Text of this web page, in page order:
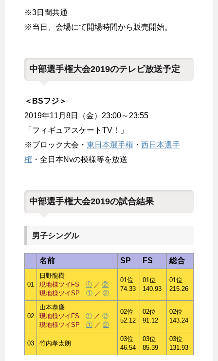
※3日間共通
※当日、会場にて開場時間から販売開始。
中部選手権大会2019のテレビ放送予定
＜BSフジ＞
2019年11月8日（金）23:00～23:55
「フィギュアスケートTV！」
※ブロック大会・ 東日本選手権 ・ 西日本選手
権 ・全日本Nvの模様等を放送
中部選手権大会2019の試合結果
男子シングル
名前 SP FS 総合
01
日野龍樹
現地様ツイFS ① ／ ②
現地様ツイSP ① ／ ②
01位
74.33
01位
140.93
01位
215.26
02
山本恭廉
現地様ツイFS ① ／ ②
現地様ツイSP ① ／ ②
02位
52.12
02位
91.12
02位
143.24
03 竹内孝太朗
03位
46.54
03位
85.39
03位
131.93